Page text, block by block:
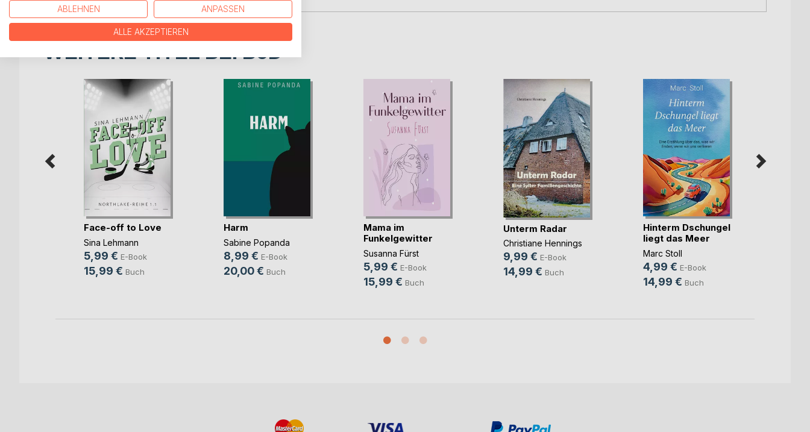
WEITERE TITEL BEIBoD
Face-off to Love
Sina Lehmann
5,99 € E-Book
15,99 € Buch
Harm
Sabine Popanda
8,99 € E-Book
20,00 € Buch
Mama im
Funkelgewitter
Susanna Fürst
5,99 € E-Book
15,99 € Buch
Unterm Radar
Christiane Hennings
9,99 € E-Book
14,99 € Buch
Hinterm Dschungel
liegt das Meer
Marc Stoll
4,99 € E-Book
14,99 € Buch
ABLEHNEN ANPASSEN
ALLE AKZEPTIEREN